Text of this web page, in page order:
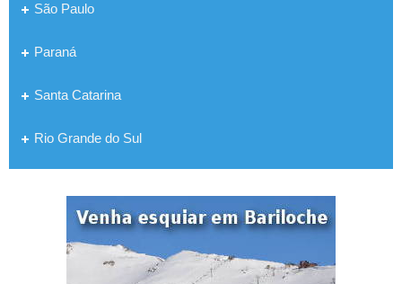
São Paulo
Paraná
Santa Catarina
Rio Grande do Sul